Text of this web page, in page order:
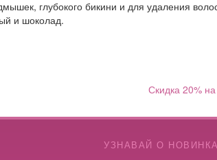
глубокого бикини и для удаления
и шоколад.
Скидка 20%
УЗНАВАЙ О